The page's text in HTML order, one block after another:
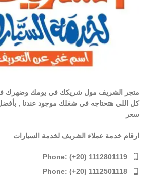
متجر الشريف مول شريكك في يومك وضهرك
كل اللي هتحتاجه في شغلك موجود عندنا ,
سعر
ارقام خدمة عملاء الشريف لخدمة السيارات
Phone: (+20) 1112801119
Phone: (+20) 1112501118